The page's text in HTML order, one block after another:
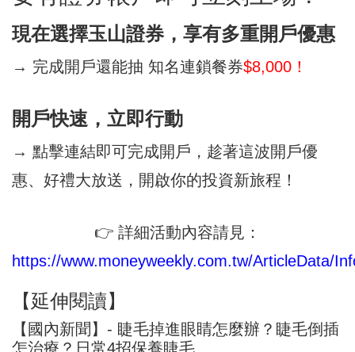
現在選擇玉山證券，享有多重開戶優惠
→ 完成開戶還能抽 知名連鎖餐券$8,000！
開戶快速，立即行動
→ 點擊連結即可完成開戶，趁著這波開戶優
惠、好禮大放送，開啟你的投資新旅程！
👉 詳細活動內容請見：
https://www.moneyweekly.com.tw/ArticleData/
【延伸閱讀】
【國內新聞】- 睫毛掉進眼睛怎麼辦？睫毛倒插
怎治療？日常4招保養睫毛